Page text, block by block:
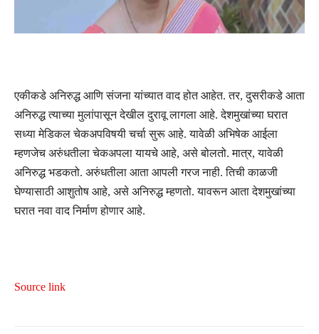
एकीकडे अनिरुद्ध आणि संजना यांच्यात वाद होत आहेत. तर, दुसरीकडे आता
अनिरुद्ध त्याच्या मुलांपासून देखील दुरावू लागला आहे. देशमुखांच्या घरात
सध्या मेडिकल चेकअपविषयी चर्चा सुरू आहे. यावेळी अभिषेक आईला
म्हणजेच अरुंधतीला चेकअपला यायचे आहे, असे बोलतो. मात्र, यावेळी
अनिरुद्ध भडकतो. अरुंधतीला आता आपली गरज नाही. तिची काळजी
घेण्यासाठी आशुतोष आहे, असे अनिरुद्ध म्हणतो. यावरून आता देशमुखांच्या
घरात नवा वाद निर्माण होणार आहे.
Source link